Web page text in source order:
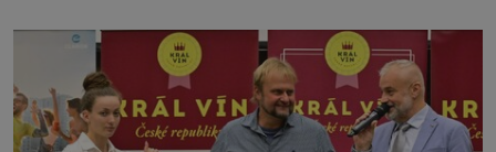
nedávno přečetli. Je to opravdu tak, s věkem jako
kdyby se paměť rozhodla stávkovat. Cvičte